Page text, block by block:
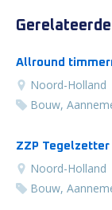
Allround
Noord-Holland
Bouw,
ZZP
Noord-Holland
Bouw,